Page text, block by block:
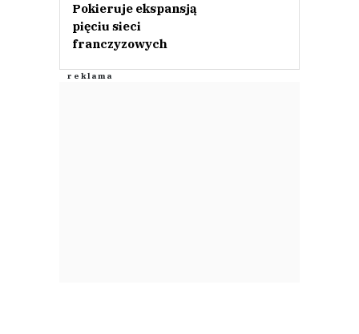
Pokieruje ekspansją
pięciu sieci
franczyzowych